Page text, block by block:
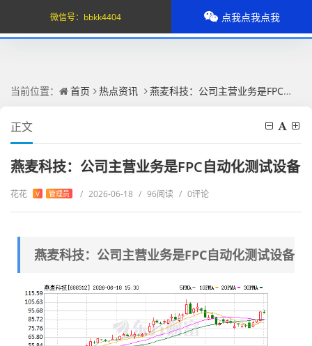
当前位置： 首页 热点资讯 燕麦科技：公司主营业务是FPC自动化测试设备
正文
燕麦科技：公司主营业务是FPC自动化测试设备
花花 V 管理员 / 2026-06-18 / 96阅读 / 0评论
燕麦科技：公司主营业务是FPC自动化测试设备
微信号： bbkk4404 点我点我点我